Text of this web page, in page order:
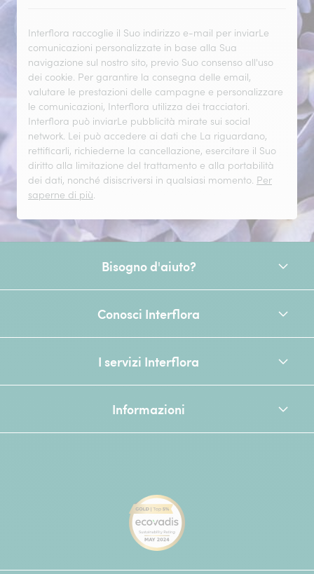
Interflora raccoglie il Suo indirizzo e-mail per inviarLe
comunicazioni personalizzate in base alla Sua
navigazione sul nostro sito, previo Suo consenso all'uso
dei cookie. Per garantire la consegna delle email,
valutare le prestazioni delle campagne e personalizzare
le comunicazioni, Interflora utilizza dei tracciatori.
Interflora può inviarLe pubblicità mirate sui social
network. Lei può accedere ai dati che La riguardano,
rettificarli, richiederne la cancellazione, esercitare il Suo
diritto alla limitazione del trattamento e alla portabilità
dei dati, nonché disiscriversi in qualsiasi momento. Per
saperne di più.
Bisogno d'aiuto?
Conosci Interflora
I servizi Interflora
Informazioni